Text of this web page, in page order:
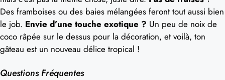
Des framboises ou des baies mélangées feront tout aussi bien
le job. Envie d’une touche exotique ? Un peu de noix de
coco râpée sur le dessus pour la décoration, et voilà, ton
gâteau est un nouveau délice tropical !
Questions Fréquentes